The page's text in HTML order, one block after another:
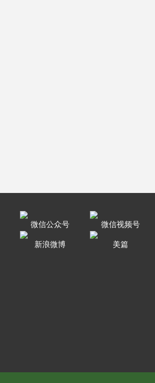
微信公众号 微信视频号
新浪微博 美篇